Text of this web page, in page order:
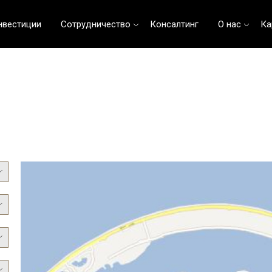
Сотрудничество Консалтинг О нас